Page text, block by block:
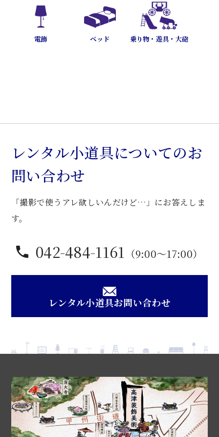
電飾 ベッド 乗り物・遊具・大砲
レンタル小道具についてのお
問い合わせ
「撮影で使うアレ欲しいんだけど…」にお答えしま
す。
042-484-1161 （9:00〜17:00）
レンタル小道具お問い合わせ